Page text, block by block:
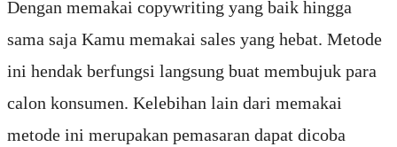
Dengan memakai copywriting yang baik hingga
sama saja Kamu memakai sales yang hebat. Metode
ini hendak berfungsi langsung buat membujuk para
calon konsumen. Kelebihan lain dari memakai
metode ini merupakan pemasaran dapat dicoba